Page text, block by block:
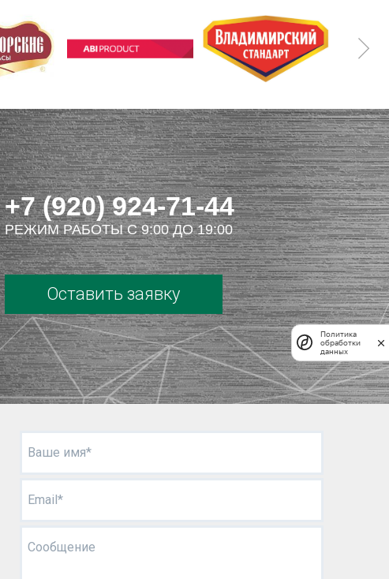
+7 (920) 924-71-44
РЕЖИМ РАБОТЫ С 9:00 ДО 19:00
Оставить заявку
Ваше имя*
Email*
Сообщение
Политика
обработки
данных